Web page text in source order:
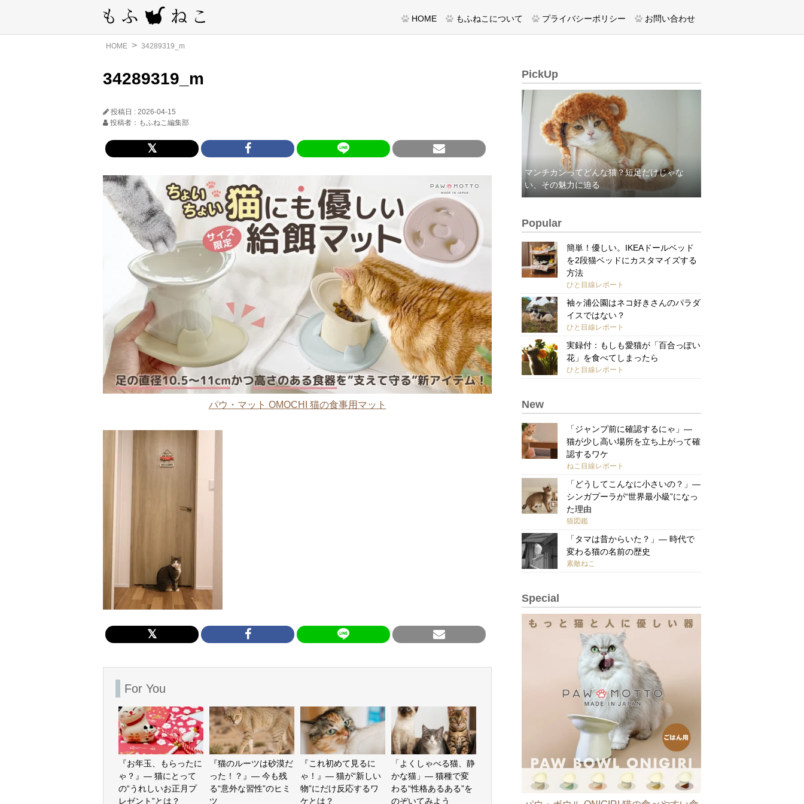
HOME もふねこについて プライバシーポリシー お問い合わせ
HOME 34289319_m
34289319_m
投稿日 : 2026-04-15
投稿者：もふねこ編集部
パウ・マット OMOCHI 猫の食事用マット
For You
『お年玉、もらったに
ゃ？』— 猫にとって
の“うれしいお正月プ
レゼント”とは？
『猫のルーツは砂漠だ
った！？』— 今も残
る“意外な習性”のヒミ
ツ
『これ初めて見るに
ゃ！』— 猫が“新しい
物”にだけ反応するワ
ケとは？
「よくしゃべる猫、静
かな猫」— 猫種で変
わる“性格あるある”を
のぞいてみよう
PickUp
マンチカンってどんな猫？短足だけじゃな
い、その魅力に迫る
Popular
簡単！優しい。IKEAドールベッド
を2段猫ベッドにカスタマイズする
方法
ひと目線レポート
袖ヶ浦公園はネコ好きさんのパラダ
イスではない？
ひと目線レポート
実録付：もしも愛猫が「百合っぽい
花」を食べてしまったら
ひと目線レポート
New
「ジャンプ前に確認するにゃ」—
猫が少し高い場所を立ち上がって確
認するワケ
ねこ目線レポート
「どうしてこんなに小さいの？」—
シンガプーラが“世界最小級”になっ
た理由
猫図鑑
「タマは昔からいた？」— 時代で
変わる猫の名前の歴史
素敵ねこ
Special